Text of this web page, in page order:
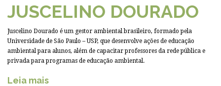
JUSCELINO DOURADO
Juscelino Dourado é um gestor ambiental brasileiro, formado pela
Universidade de São Paulo – USP, que desenvolve ações de educação
ambiental para alunos, além de capacitar professores da rede pública e
privada para programas de educação ambiental.
Leia mais